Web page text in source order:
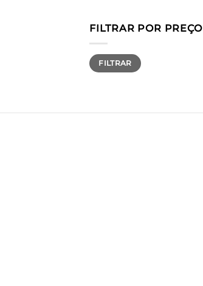
FILTRAR POR PREÇO
Preço
mínimo
Preço
máximo
FILTRAR